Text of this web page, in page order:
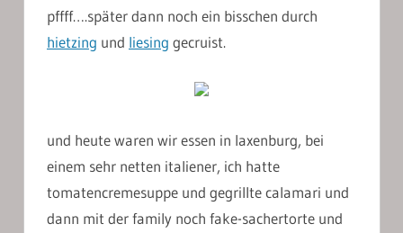
pffff….später dann noch ein bisschen durch
hietzing und liesing gecruist.
und heute waren wir essen in laxenburg, bei
einem sehr netten italiener, ich hatte
tomatencremesuppe und gegrillte calamari und
dann mit der family noch fake-sachertorte und